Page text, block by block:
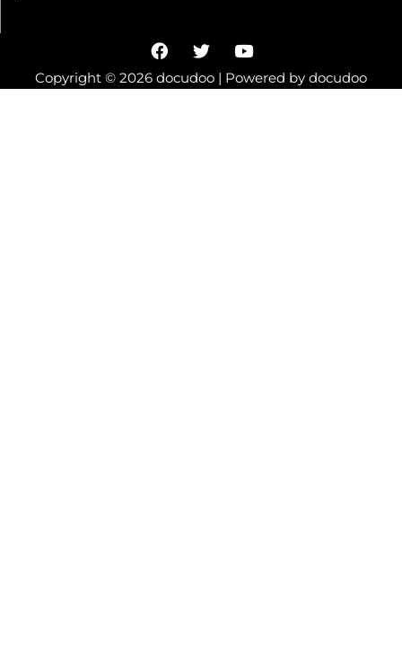
F
a
c
e
T
w
i
t
Y
o
u
t
Copyright © 2026 docudoo | Powered by docudoo